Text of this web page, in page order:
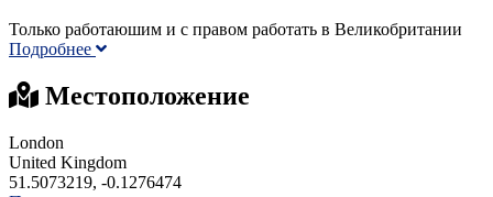
Только работаюшим и с правом работать в Великобритании
Подробнее
Местоположение
London
United Kingdom
51.5073219, -0.1276474